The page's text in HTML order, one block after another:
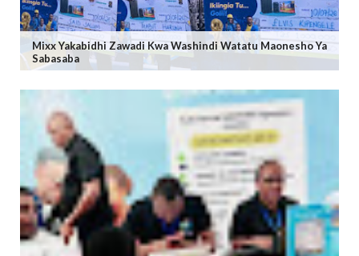
Mixx Yakabidhi Zawadi Kwa Washindi Watatu Maonesho Ya
Sabasaba